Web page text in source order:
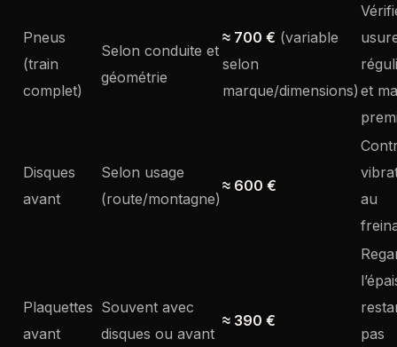
Pneus
(train
complet)
Selon conduite et
géométrie
≈ 700 € (variable
selon
marque/dimensions) et
Disques
avant
Selon usage
(route/montagne)
≈ 600 €
au
Plaquettes
avant
Souvent avec
disques ou avant
≈ 390 €
pas